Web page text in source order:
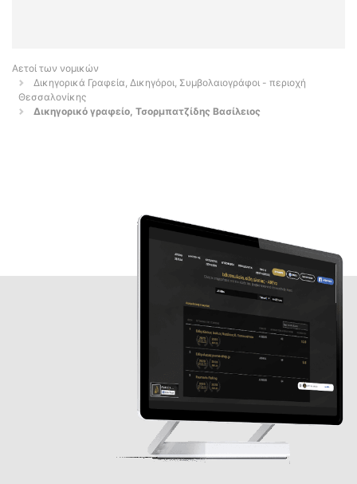
Αετοί των νομικών
Δικηγορικά Γραφεία, Δικηγόροι, Συμβολαιογράφοι - περιοχή
Θεσσαλονίκης
Δικηγορικό γραφείο, Τσορμπατζίδης Βασίλειος